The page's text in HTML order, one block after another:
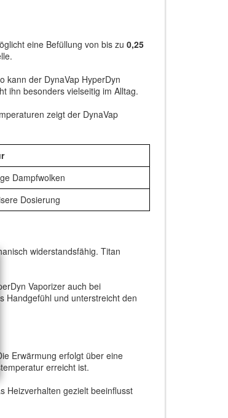
eine Befüllung von bis zu 0,25
kann der DynaVap HyperDyn
ihn besonders vielseitig im Alltag.
zeigt der DynaVap
Dampfwolken
Dosierung
widerstandsfähig. Titan
Vaporizer auch bei
Handgefühl und unterstreicht den
Erwärmung erfolgt über eine
erreicht ist.
Heizverhalten gezielt beeinflusst